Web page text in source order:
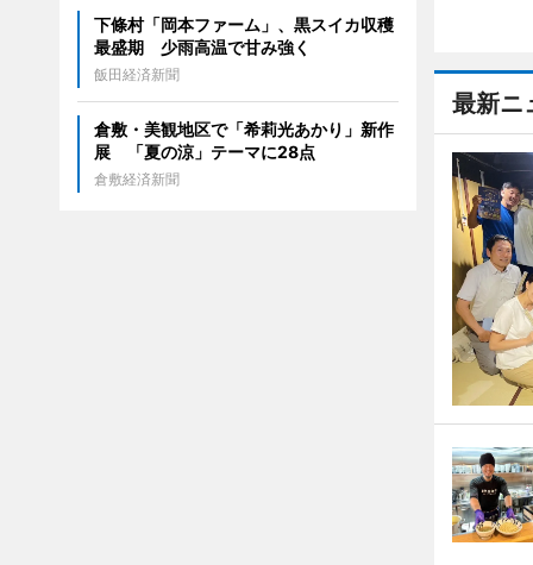
最新ニ
下條村「岡本ファーム」、黒スイカ収穫
最盛期 少雨高温で甘み強く
飯田経済新聞
倉敷・美観地区で「希莉光あかり」新作
展 「夏の涼」テーマに28点
倉敷経済新聞